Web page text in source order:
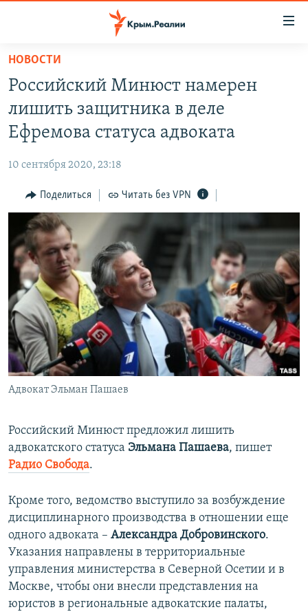
Вернуться
основному
содержанию
Вернутся
главной
навигации
Вернутся
поиску
ГРУЗ 200
11 ЛЕТ ОККУПАЦИИ КРЫМА. 11 ИСТОРИЙ СОПРОТИВЛЕНИЯ
ВОДА
ЕЩЕ
ИНТЕРАКТИВ
ИНФОГРАФИКА
ТЕЛЕПРОЕКТ КРЫМ.РЕАЛИИ
СОВЕТЫ ПРАВОЗАЩИТНИКОВ
ПРОПАВШИЕ БЕЗ ВЕСТИ
ПОБЕДИТЕЛЕЙ НЕ СУДЯТ?
КРЫМ.НЕПОКОРЕННЫЙ
ELIFBE
УКРАИНСКАЯ ПРОБЛЕМА КРЫМА
РАДІО СВОБОДА
КАК ОБОЙТИ БЛОКИРОВКУ
Українською
Qırımtatar
ПРИСОЕДИНЯЙТЕСЬ!
НОВОСТИ
Российский Минюст намерен
лишить защитника в деле
Ефремова статуса адвоката
10 сентября 2020, 23:18
Поделиться Читать без VPN
Адвокат Эльман Пашаев
Российский Минюст предложил лишить
адвокатского статуса Эльмана Пашаева, пишет
Радио Свобода.​
Кроме того, ведомство выступило за возбуждение
дисциплинарного производства в отношении еще
одного адвоката – Александра Добровинского.
Указания направлены в территориальные
управления министерства в Северной Осетии и в
Москве, чтобы они внесли представления на
юристов в региональные адвокатские палаты,